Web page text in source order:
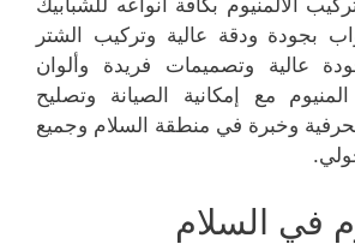
الالمنيوم بكافة أنواعه للشبابيك
بجودة ودقة عالية وتركيب الشتر
عالية وتصميمات فريدة وألوان
مع إمكانية الصيانة وتصليح
بحرفية وخبرة في منطقة السلام وجميع
في السلام